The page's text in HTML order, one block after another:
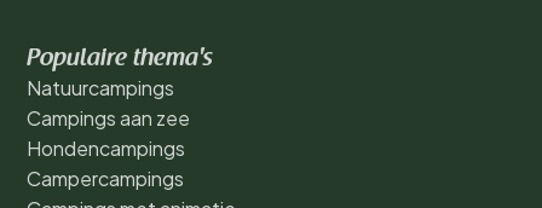
Populaire thema's
Natuurcampings
Campings aan zee
Hondencampings
Campercampings